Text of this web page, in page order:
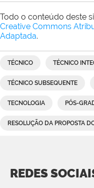
Todo o conteúdo deste
Creative Commons
Adaptada.
TÉCNICO TÉCNICO
TÉCNICO SUBSEQUENTE
TECNOLOGIA PÓS-
RESOLUÇÃO DA PROPOSTA
REDES